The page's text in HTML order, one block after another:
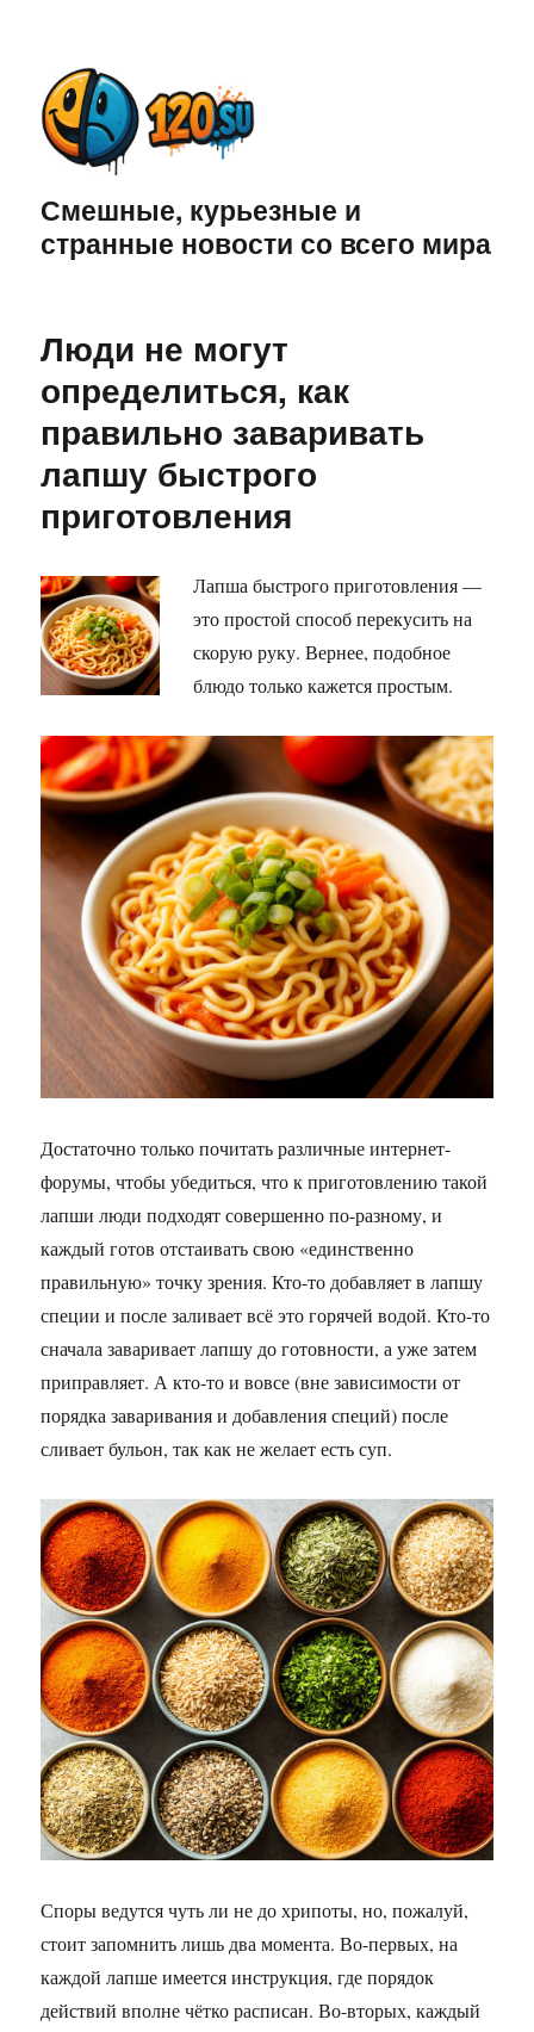
Смешные, курьезные и
странные новости со всего мира
Люди не могут
определиться, как
правильно заваривать
лапшу быстрого
приготовления
Лапша быстрого приготовления —
это простой способ перекусить на
скорую руку. Вернее, подобное
блюдо только кажется простым.
Достаточно только почитать различные интернет-
форумы, чтобы убедиться, что к приготовлению такой
лапши люди подходят совершенно по-разному, и
каждый готов отстаивать свою «единственно
правильную» точку зрения. Кто-то добавляет в лапшу
специи и после заливает всё это горячей водой. Кто-то
сначала заваривает лапшу до готовности, а уже затем
приправляет. А кто-то и вовсе (вне зависимости от
порядка заваривания и добавления специй) после
сливает бульон, так как не желает есть суп.
Споры ведутся чуть ли не до хрипоты, но, пожалуй,
стоит запомнить лишь два момента. Во-первых, на
каждой лапше имеется инструкция, где порядок
действий вполне чётко расписан. Во-вторых, каждый